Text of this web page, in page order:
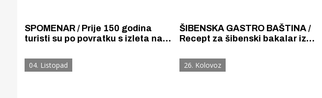
SPOMENAR / Prije 150 godina
turisti su po povratku s izleta na
kukuruzno brašno za puru da bi
guštali u čuvenom šibenskom
ŠIBENSKA GASTRO BAŠTINA /
Recept za šibenski bakalar iz
bakalarom iz 1850. godine.
04. Listopad 26. Kolovoz